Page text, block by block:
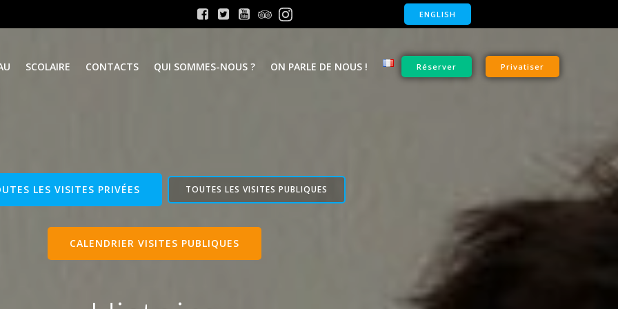
ENGLISH
SCOLAIRE CONTACTS QUI SOMMES-NOUS ? ON PARLE DE NOUS ! Réserver Privatiser
LES VISITES PRIVÉES TOUTES LES VISITES PUBLIQUES
CALENDRIER VISITES PUBLIQUES